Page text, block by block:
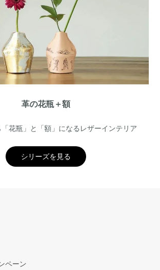
革の花瓶＋額
花瓶」と「額」になるレザーインテリア
シリーズを見る
ペーン